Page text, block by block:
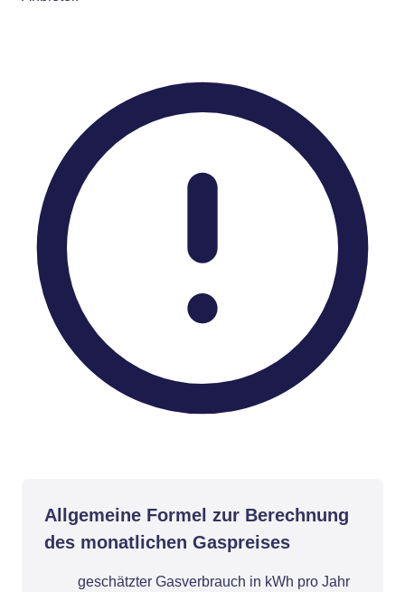
Allgemeine Formel zur Berechnung
des monatlichen Gaspreises
geschätzter Gasverbrauch in kWh pro Jahr